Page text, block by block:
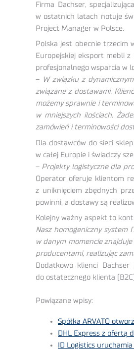
Firma Dachser,
w ostatnich latach notuje
Project Manager w Polsce.
Polska jest obecnie trzecim
Europejskiej eksport mebli z
profesjonalnego wsparcia w
–
W związku z
związane z dostawami.
możemy sprawnie i
w mniejszych ilościach.
zamówień i terminowości
Dla dostawców do sieci
w całej Europie i świadczy
– Projekty logistyczne dla
Operator oferuje klientom
z uniknięciem zbędnych
powinni, a dostawy są
Kolejny ważny aspekt to
Nasz homogeniczny system
w danym momencie
producentami, realizując
Dodatkowo klienci
do ostatecznego klienta
Powiązane wpisy:
Spółka ARVATO
DHL Express z ofertą
ID Logistics